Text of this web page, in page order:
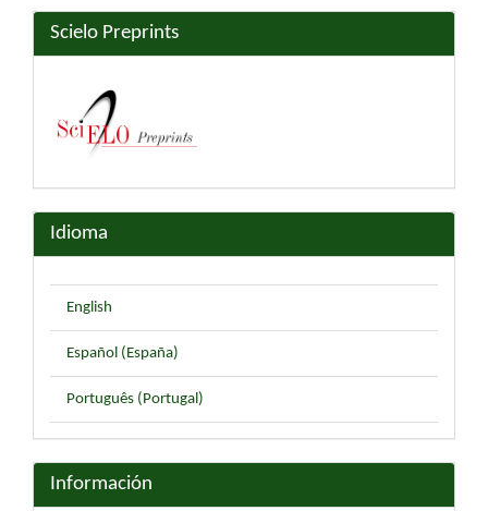
Scielo Preprints
Idioma
English
Español (España)
Português (Portugal)
Información